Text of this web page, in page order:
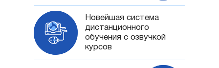
Новейшая система
дистанционного
обучения с озвучкой
курсов